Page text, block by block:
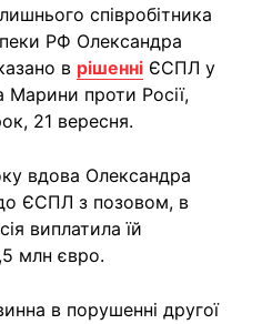
співробітника
РФ Олександра
в рішенні ЄСПЛ у
Марини проти Росії,
21 вересня.
вдова Олександра
ЄСПЛ з позовом, в
виплатила їй
млн євро.
в порушенні другої